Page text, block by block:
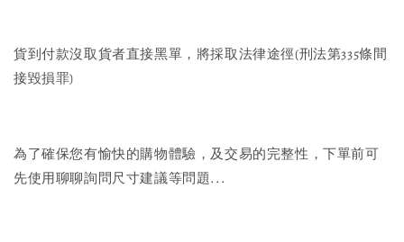
貨到付款沒取貨者直接黑單，將採取法律途徑(刑法第335條間
接毀損罪)
為了確保您有愉快的購物體驗，及交易的完整性，下單前可
先使用聊聊詢問尺寸建議等問題...